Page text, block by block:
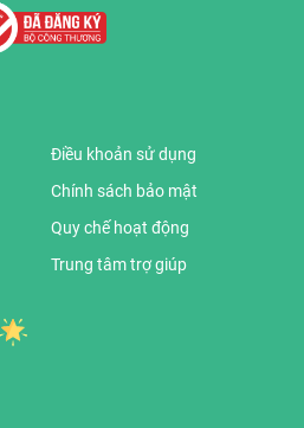
Điều khoản sử dụng
Chính sách bảo mật
Quy chế hoạt động
Trung tâm trợ giúp